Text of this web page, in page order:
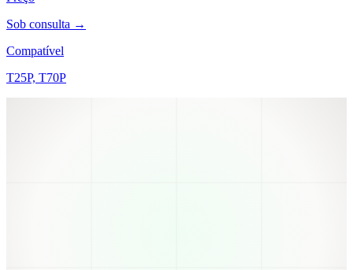
Sob consulta →
Compatível
T25P, T70P